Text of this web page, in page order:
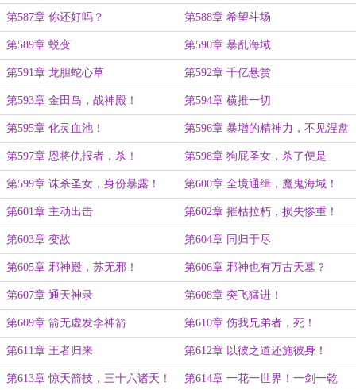
德！
第587章 你还好吗？ 第588章 希望斗场
第589章 蜕变 第590章 暴乱海域
第591章 龙胆蛇心草 第592章 千亿悬赏
第593章 金田岛，战神殿！ 第594章 横推一切
第595章 化灵血池！ 第596章 暴增的精神力，不见涅盘
路！
第597章 恩将仇报者，杀！ 第598章 狗屁圣女，杀了便是
第599章 诛杀圣女，身份暴露！ 第600章 全境通缉，魔鬼海域！
第601章 主动出击 第602章 摧枯拉朽，损失惨重！
第603章 变故 第604章 同归于尽
第605章 邪神殿，苏无邪！ 第606章 邪神也有万古天墓？
第607章 通天神录 第608章 突飞猛进！
第609章 箭无虚发李神箭 第610章 伤我兄弟者，死！
第611章 王者归来 第612章 以彼之道还施彼身！
第613章 惊天箭技，三十六诸天！ 第614章 一花一世界！一剑一乾